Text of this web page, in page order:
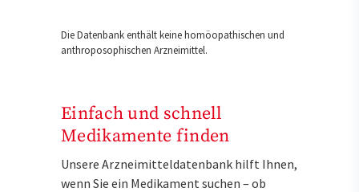
Die Datenbank enthält keine homöopathischen und
anthroposophischen Arzneimittel.
Einfach und schnell
Medikamente finden
Unsere Arzneimitteldatenbank hilft Ihnen,
wenn Sie ein Medikament suchen – ob